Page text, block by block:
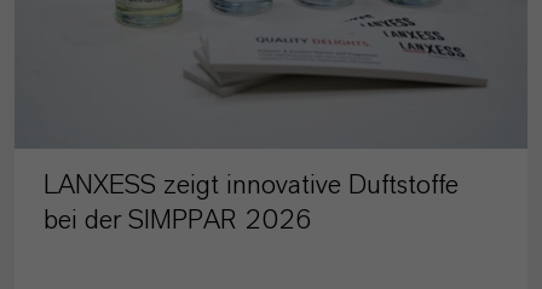
LANXESS zeigt innovative Duftstoffe
bei der SIMPPAR 2026